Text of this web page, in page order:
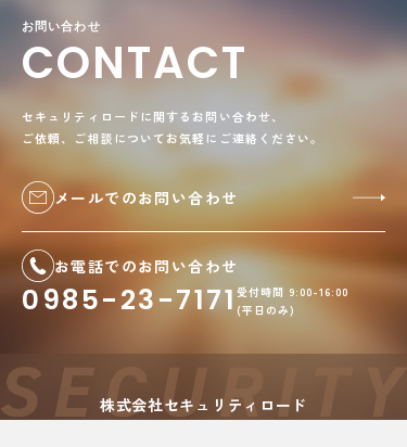
お問い合わせ
CONTACT
セキュリティロードに関するお問い合わせ、
ご依頼、ご相談についてお気軽にご連絡ください。
メールでのお問い合わせ
お電話でのお問い合わせ
0985-23-7171 受付時間 9:00-16:00
(平日のみ)
株式会社セキュリティロード